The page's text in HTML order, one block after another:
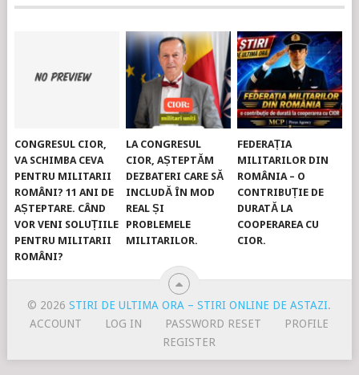
CONGRESUL CIOR,
VA SCHIMBA CEVA
PENTRU MILITARII
ROMÂNI? 11 ANI DE
AȘTEPTARE. CÂND
VOR VENI SOLUȚIILE
PENTRU MILITARII
ROMÂNI?
LA CONGRESUL
CIOR, AȘTEPTĂM
DEZBATERI CARE SĂ
INCLUDĂ ÎN MOD
REAL ȘI
PROBLEMELE
MILITARILOR.
FEDERAȚIA
MILITARILOR DIN
ROMÂNIA – O
CONTRIBUȚIE DE
DURATĂ LA
COOPERAREA CU
CIOR.
© 2026STIRI DE ULTIMA ORA – STIRI ONLINE DE ASTAZI.
ACCOUNT
LOG IN PASSWORD RESET
PROFILE
REGISTER